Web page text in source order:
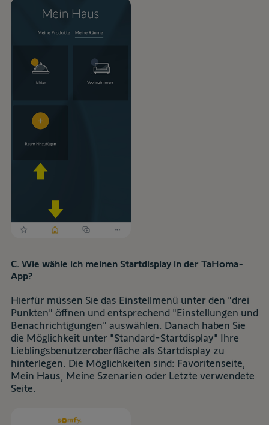
C. Wie wähle ich meinen Startdisplay in der TaHoma-
App?
Hierfür müssen Sie das Einstellmenü unter den "drei
Punkten" öffnen und entsprechend "Einstellungen und
Benachrichtigungen" auswählen. Danach haben Sie
die Möglichkeit unter "Standard-Startdisplay" Ihre
Lieblingsbenutzeroberfläche als Startdisplay zu
hinterlegen. Die Möglichkeiten sind: Favoritenseite,
Mein Haus, Meine Szenarien oder Letzte verwendete
Seite.